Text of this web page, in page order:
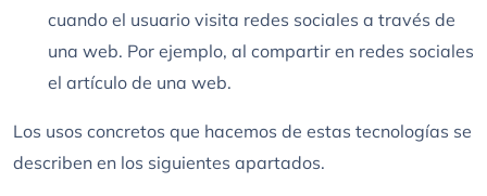
cuando el usuario visita redes sociales a través de
una web. Por ejemplo, al compartir en redes sociales
el artículo de una web.
Los usos concretos que hacemos de estas tecnologías se
describen en los siguientes apartados.